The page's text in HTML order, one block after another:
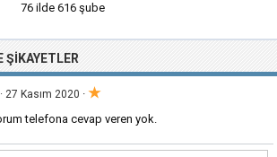
76 ilde 616 şube
ŞIKAYETLER
· 27 Kasım 2020 · ★
telefona cevap veren yok.